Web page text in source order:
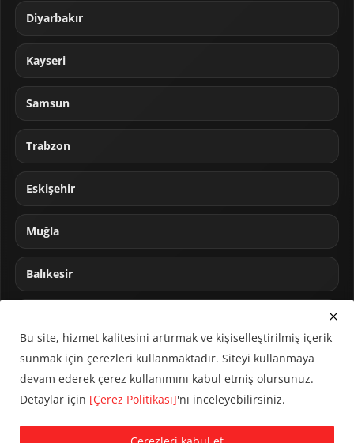
Diyarbakır
Kayseri
Samsun
Trabzon
Eskişehir
Muğla
Balıkesir
© 2024 CUMHA (Cumhur Haber Ajansı) Tüm hakları saklıdır.
Bu site, hizmet kalitesini artırmak ve kişiselleştirilmiş içerik
sunmak için çerezleri kullanmaktadır. Siteyi kullanmaya
devam ederek çerez kullanımını kabul etmiş olursunuz.
Detaylar için [Çerez Politikası]'nı inceleyebilirsiniz.